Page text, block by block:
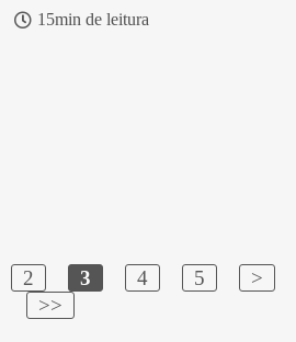
15min de leitura
2 3 4 5
>
>>